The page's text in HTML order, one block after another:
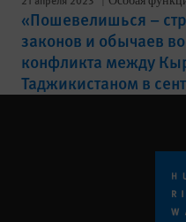
«Пошевелишься –
законов и обычаев
конфликта между
Таджикистаном в